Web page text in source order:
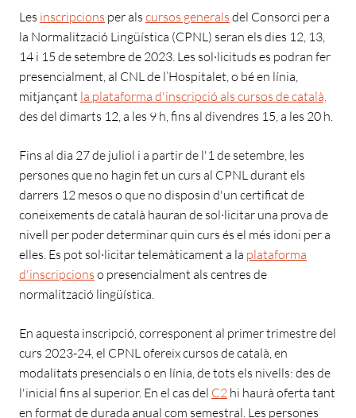
Les inscripcions per als cursos generals del Consorci per a
la Normalització Lingüística (CPNL) seran els dies 12, 13,
14 i 15 de setembre de 2023. Les sol·licituds es podran fer
presencialment, al CNL de l’Hospitalet, o bé en línia,
mitjançant la plataforma d'inscripció als cursos de català,
des del dimarts 12, a les 9 h, fins al divendres 15, a les 20 h.
Fins al dia 27 de juliol i a partir de l'1 de setembre, les
persones que no hagin fet un curs al CPNL durant els
darrers 12 mesos o que no disposin d'un certificat de
coneixements de català hauran de sol·licitar una prova de
nivell per poder determinar quin curs és el més idoni per a
elles. Es pot sol·licitar telemàticament a la plataforma
d'inscripcions o presencialment als centres de
normalització lingüística.
En aquesta inscripció, corresponent al primer trimestre del
curs 2023-24, el CPNL ofereix cursos de català, en
modalitats presencials o en línia, de tots els nivells: des de
l'inicial fins al superior. En el cas del C2 hi haurà oferta tant
en format de durada anual com semestral. Les persones